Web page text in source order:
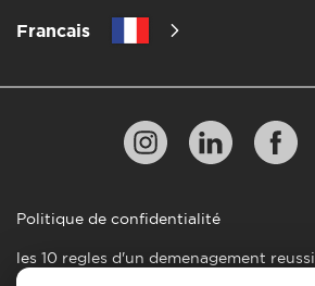
Francais
Politique de confidentialité
les 10 regles d'un demenagement reussi